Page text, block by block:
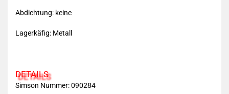
Abdichtung: keine
Lagerkäfig: Metall
DETAILS
Simson Nummer:090284